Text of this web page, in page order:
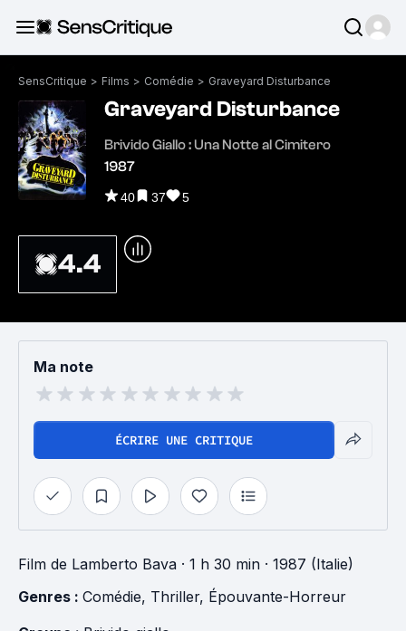
SensCritique > Films > Comédie > Graveyard Disturbance
Graveyard Disturbance
Brivido Giallo : Una Notte al Cimitero
1987
40 37 5
4.4
Ma note
ÉCRIRE UNE CRITIQUE
Film de Lamberto Bava · 1 h 30 min · 1987 (Italie)
Genres : Comédie, Thriller, Épouvante-Horreur